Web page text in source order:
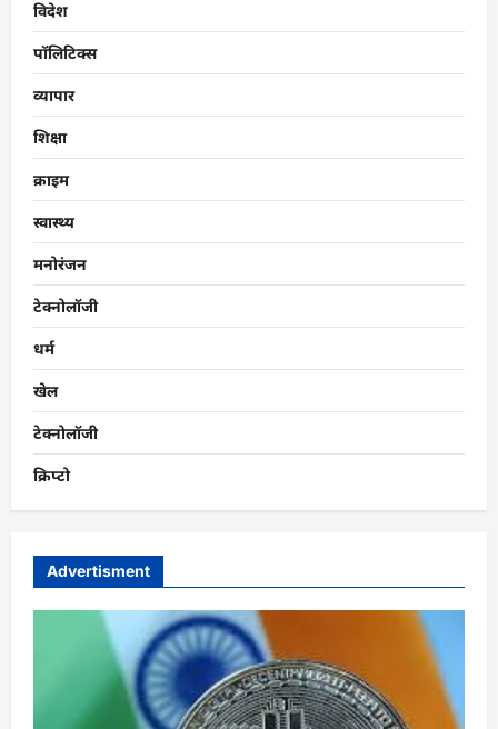
विदेश
पॉलिटिक्स
व्यापार
शिक्षा
क्राइम
स्वास्थ्य
मनोरंजन
टेक्नोलॉजी
धर्म
खेल
टेक्नोलॉजी
क्रिप्टो
Advertisment